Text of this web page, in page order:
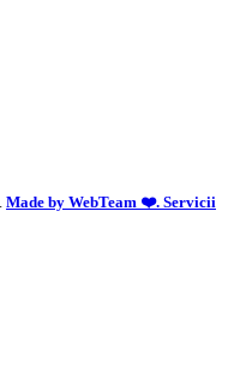
Made by WebTeam ❤️. Servicii